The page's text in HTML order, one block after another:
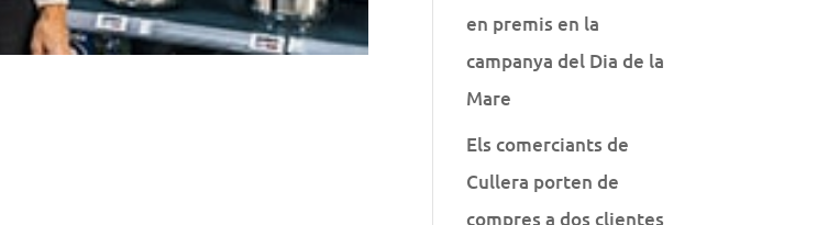
en premis en la
campanya del Dia de la
Mare
Els comerciants de
Cullera porten de
compres a dos clientes